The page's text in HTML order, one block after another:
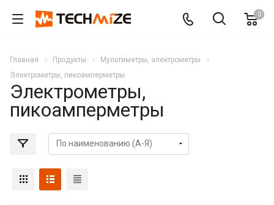
0
Главная Продукты
Мультиметры, электрометры
Электрометры, пикоамперметры
Электрометры,
пикоамперметры